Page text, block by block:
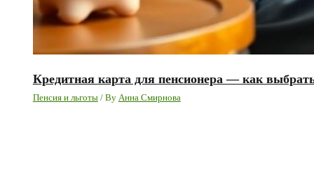
Кредитная карта для пенсионера — как
Пенсия и льготы/ By Анна Смирнова